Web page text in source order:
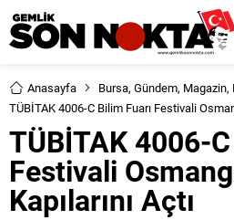
Anasayfa Bursa, Gündem, Magazin,
TÜBİTAK 4006-C Bilim Fuarı Festivali
TÜBİTAK 4006-
Festivali
Kapılarını Açtı